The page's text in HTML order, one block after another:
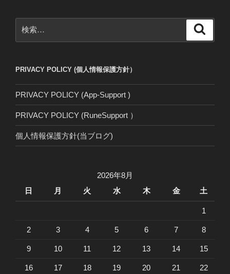
索:
PRIVACY POLICY (個人情報保護方針）
PRIVACY POLICY (App-Support )
PRIVACY POLICY (RuneSupport ）
個人情報保護方針(当ブログ)
2026年8月
日
月 火 水 木 金 土
1
2 3 4 5 6 7 8
9 10 11 12 13 14 15
16 17 18 19 20 21 22